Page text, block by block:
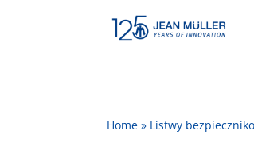
Home » Listwy